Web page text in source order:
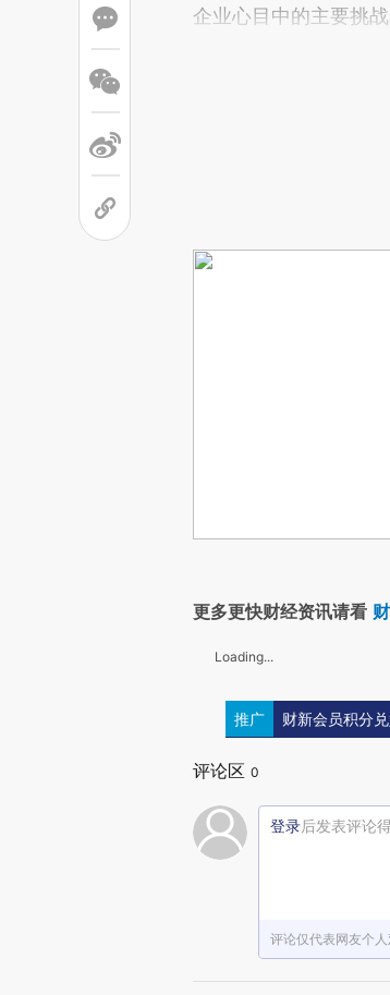
企业心目中的主要挑战
更多更快财经资讯请看
Loading...
推广 财新会员积分
评论区 0
登录后发表评论
评论仅代表网友个